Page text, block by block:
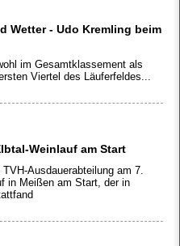
Wetter - Udo Kremling beim
im Gesamtklassement als
Viertel des Läuferfeldes...
Weinlauf am Start
Ausdauerabteilung am 7.
in Meißen am Start, der in